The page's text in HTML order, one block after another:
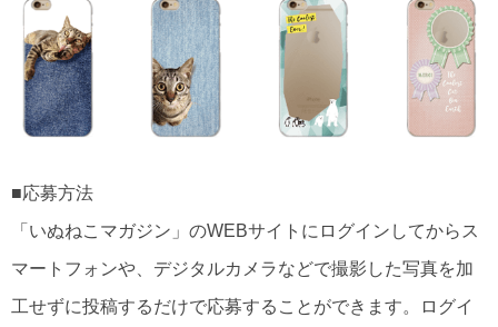
■応募方法
「いぬねこマガジン」のWEBサイトにログインしてからス
マートフォンや、デジタルカメラなどで撮影した写真を加
工せずに投稿するだけで応募することができます。ログイ